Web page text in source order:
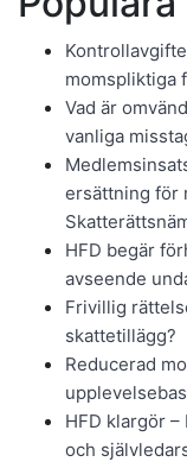
momspliktiga
Vad är
vanliga
ersättning för
HFD begär
avseende
Frivillig
skattetillägg?
Reducerad
HFD klargör
och